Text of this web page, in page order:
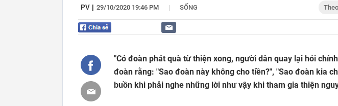
PV 29/10/2020 19:46 PM | SỐNG
"Có đoàn phát quà từ thiện xong, người dân quay lại hỏi
đoàn rằng: "Sao đoàn này không cho tiền?", "Sao đoàn kia
buồn khi phải nghe những lời như vậy khi tham gia thiện